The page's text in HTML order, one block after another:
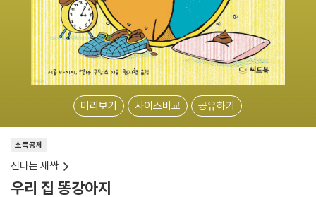
미리보기 사이즈비교 공유하기
소득공제
신나는 새싹
우리 집 똥강아지